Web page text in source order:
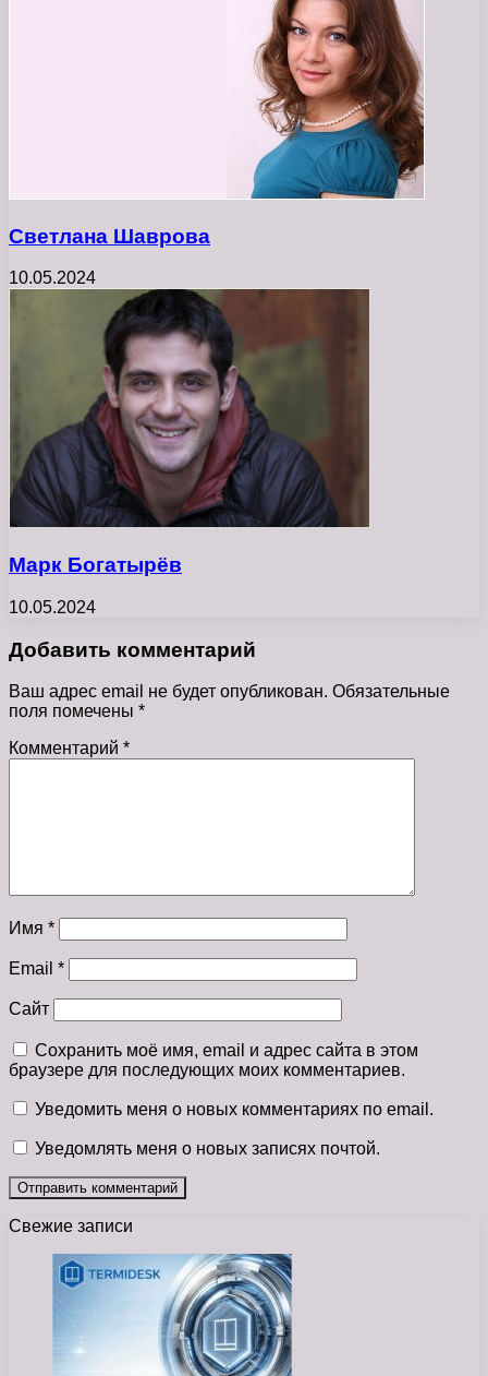
Светлана Шаврова
10.05.2024
Марк Богатырёв
10.05.2024
Добавить комментарий
Ваш адрес email не будет опубликован. Обязательные
поля помечены *
Комментарий *
Имя *
Email *
Сайт
Сохранить моё имя, email и адрес сайта в этом
браузере для последующих моих комментариев.
Уведомить меня о новых комментариях по email.
Уведомлять меня о новых записях почтой.
Свежие записи